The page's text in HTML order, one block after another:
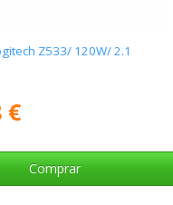
Z533/ 120W/ 2.1
€
Comprar